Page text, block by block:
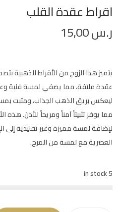
اقراط عقدة القلب
ر.س
يتميز هذا الزوج من الأقراط الذهبية
عقدة ملتفة، مما يضفي لمسة فنية
ليعكس بريق الذهب الجذاب، ومثبت
مما يوفر تثبيتاً آمناً ومريحاً للأذن. هذه
لإضافة لمسة مميزة وغير تقليدية إلى
العصرية مع لمسة من المرح.
5 in stock